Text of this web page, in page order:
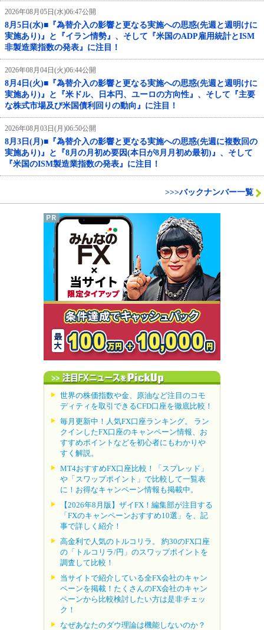
2026年08月05日(水)06:47公開
8月5日(水)■『為替介入の影響と更なる実施への思惑(先週と週明けに
実施あり)』と『イラン情勢』、そして『米国のADP雇用統計とISM
非製造業指数の発表』に注目！
2026年08月04日(火)06:44公開
8月4日(火)■『為替介入の影響と更なる実施への思惑(先週と週明けに
実施あり)』と『米ドル、日本円、ユーロの方向性』、そして『主要
な株式市場及び米国債利回りの動向』に注目！
2026年08月03日(月)06:50公開
8月3日(月)■『為替介入の影響と更なる実施への思惑(先週に複数回の
実施あり)』と『8月の月初め要因(本日が8月月初め最初)』、そして
『米国のISM製造業指数の発表』に注目！
>>>バックナンバー一覧
世界の株価指数や金、原油など注目のコモ
ディティを取引できるCFD口座を徹底比較！
毎月更新中！人気FX口座ランキング。 ラン
クインしたFX口座のキャンペーン情報、お
すすめポイントなどを初心者にもわかりや
すく解説。
MT4おすすめFX口座比較！「スプレッド」
や「スワップポイント」で比較して一覧表
に！お得なキャンペーン情報も掲載中。
【2026年8月版】ザイFX！編集部が注目する
「FXのキャンペーンおすすめ10選」を、記
事で詳しく紹介！
高金利で人気のトルコリラ。 約30のFX口座
の「トルコリラ/円」のスワップポイントを
調査して比較！
当サイトで紹介している全FX会社のキャン
ペーンを掲載！たくさんのFX会社のキャン
ペーンから比較検討したい方は是非チェッ
ク！
なぜあなたのダウ理論は機能しないのか？